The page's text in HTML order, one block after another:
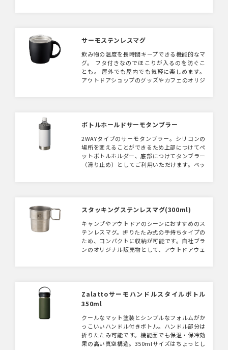
をスッキリさせた使い勝手にもアプローチした
分には、ざらっとした質感の「パウダーコーデ
ィング」を採用したことで、マットで高級感も
抜群。オリジナルグッズとして大活躍すること
間違いなし！ ※本製品はなくなり次第廃盤と
サーモステンレスマグ
飲み物の温度を長時間キープできる機能的なマ
グ。 フタ付きなのでほこりが入るのを防ぐこ
とも。 屋外でも屋内でも気軽に楽しめます。
アウトドアショップのグッズやカフェのオリジ
ボトルホールドサーモタンブラー
2WAYタイプのサーモタンブラー。シリコンの
場所を変えることができるため上部につけてペ
ットボトルホルダー、底部につけてタンブラー
（滑り止め）としてご利用いただけます。ペッ
だけます。 加工は回転シルクのため広範囲に
印刷可能。食品業界のノベルティや、アウトド
アグッズの物販などにおすすめのアイテムで
す。 缶タイプもございます。
スタッキングステンレスマグ(300ml)
キャンプやアウトドアのシーンにおすすめのス
テンレスマグ。折りたたみ式の手持ちタイプの
ため、コンパクトに収納が可能です。自社ブラ
ンのオリジナル販売物として、アウトドアウェ
Zalattoサーモハンドルスタイルボトル
350ml
クールなマット塗装とシンプルなフォルムがか
っこいいハンドル付きボトル。ハンドル部分は
折りたたみ可能です。機能面でも保温・保冷効
果の高い真空構造。350mlサイズはちょっとし